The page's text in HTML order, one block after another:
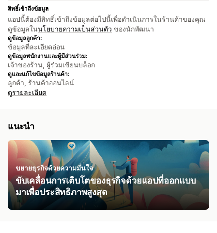
สิทธิ์เข้าถึงข้อมูล
แอปนี้ต้องมีสิทธิ์เข้าถึงข้อมูลต่อไปนี้เพื่อดำเนินการในร้านค้าของคุณ
ดูข้อมูลในนโยบายความเป็นส่วนตัว ของนักพัฒนา
ดูข้อมูลลูกค้า:
ข้อมูลที่ละเอียดอ่อน
ดูข้อมูลพนักงานและผู้มีส่วนร่วม:
เจ้าของร้าน, ผู้ร่วมเขียนบล็อก
ดูและแก้ไขข้อมูลร้านค้า:
ลูกค้า, ร้านค้าออนไลน์
ดูรายละเอียด
แนะนำ
ขยายธุรกิจด้วยความมั่นใจ
ขับเคลื่อนการเติบโตของธุรกิจด้วยแอปที่ออกแบบ
มาเพื่อประสิทธิภาพสูงสุด